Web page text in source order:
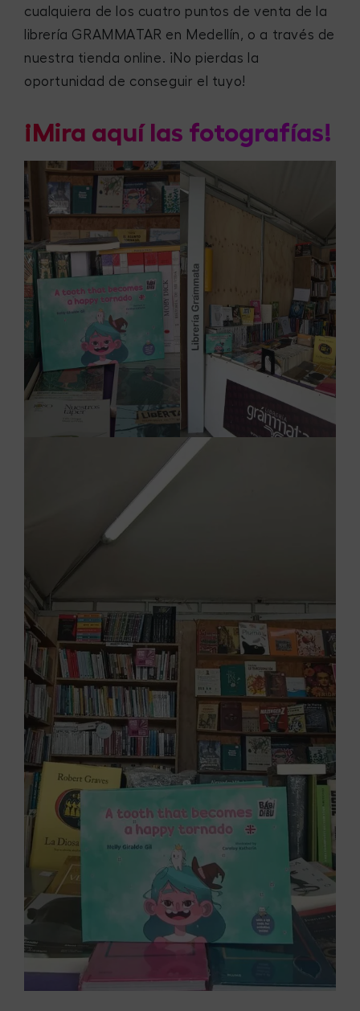
cualquiera de los cuatro puntos de venta de la
librería GRAMMATAR en Medellín, o a través de
nuestra tienda online. ¡No pierdas la
oportunidad de conseguir el tuyo!
¡Mira aquí las fotografías!